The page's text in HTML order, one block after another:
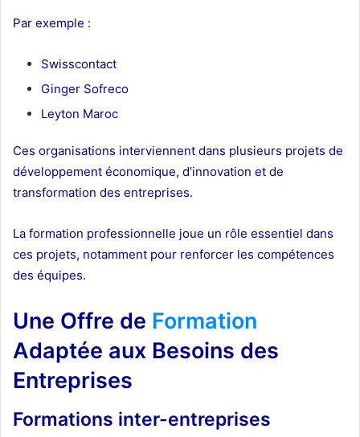
Par exemple :
Swisscontact
Ginger Sofreco
Leyton Maroc
Ces organisations interviennent dans plusieurs projets de
développement économique, d’innovation et de
transformation des entreprises.
La formation professionnelle joue un rôle essentiel dans
ces projets, notamment pour renforcer les compétences
des équipes.
Une Offre de Formation
Adaptée aux Besoins des
Entreprises
Formations inter-entreprises